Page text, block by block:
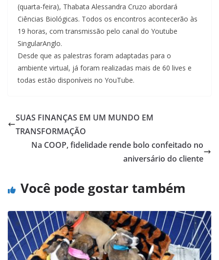
(quarta-feira), Thabata Alessandra Cruzo abordará
Ciências Biológicas. Todos os encontros acontecerão às
19 horas, com transmissão pelo canal do Youtube
SingularAnglo.
Desde que as palestras foram adaptadas para o
ambiente virtual, já foram realizadas mais de 60 lives e
todas estão disponíveis no YouTube.
SUAS FINANÇAS EM UM MUNDO EM
TRANSFORMAÇÃO
Na COOP, fidelidade rende bolo confeitado no
aniversário do cliente
Você pode gostar também